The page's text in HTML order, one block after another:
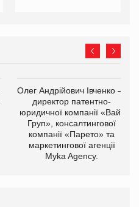
Олег Андрійович Івченко —
директор патентно-
юридичної компанії «Вайз
Груп», консалтингової
компанії «Парето» та
маркетингової агенції
Myka Agency.